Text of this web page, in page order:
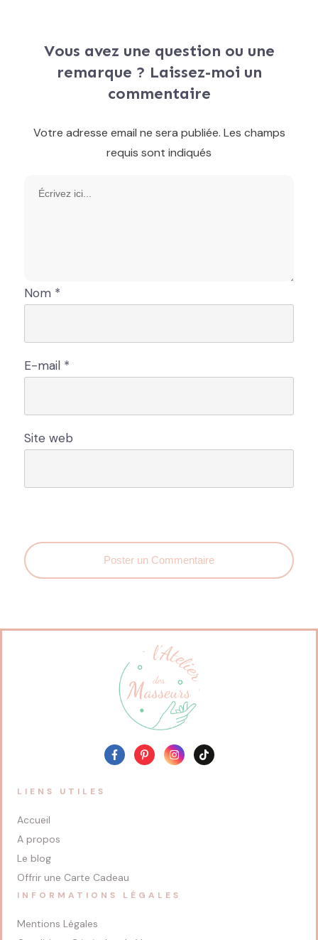
Vous avez une question ou une
remarque ? Laissez-moi un
commentaire
Votre adresse email ne sera publiée. Les champs
requis sont indiqués
Nom *
E-mail *
Site web
Poster un Commentaire
LIENS UTILES
Accueil
A propos
Le blog
Offrir une Carte Cadeau
INFORMATIONS LÉGALES
Mentions Légales